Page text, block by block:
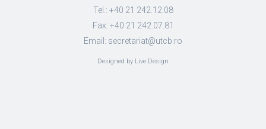
Tel.: +40 21 242.12.08
Fax: +40 21 242.07.81
Email: secretariat@utcb.ro
Designed by Live Design